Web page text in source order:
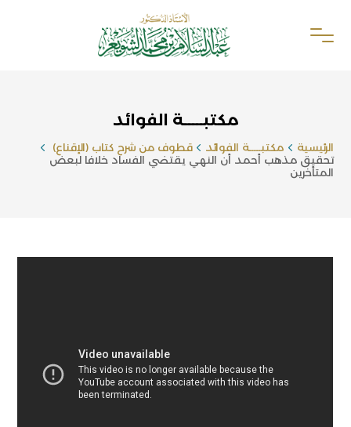
مكتبـــــة الفوائد
الرئيسية مكتبـــــة الفوائد
قطوف من شرح كتاب (الإقناع)
تحقيق مذهب أحمد أن النهي يقتضي الفساد خلافا لبعض
المتأخرين